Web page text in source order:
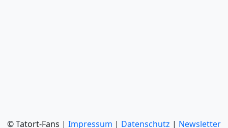
© Tatort-Fans | Impressum | Datenschutz | Newsletter